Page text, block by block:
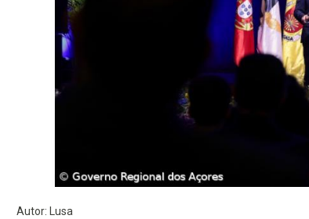
Autor: Lusa